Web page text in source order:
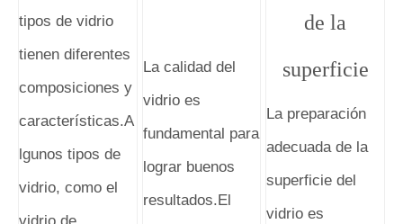
tipos de vidrio
tienen diferentes
composiciones y
características.A
lgunos tipos de
vidrio, como el
La calidad del
vidrio es
fundamental para
lograr buenos
resultados.El
de la
superficie
La preparación
adecuada de la
superficie del
vidrio es